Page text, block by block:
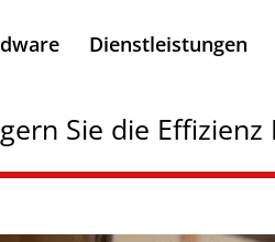
Dienstleistungen
Sie die Effizienz